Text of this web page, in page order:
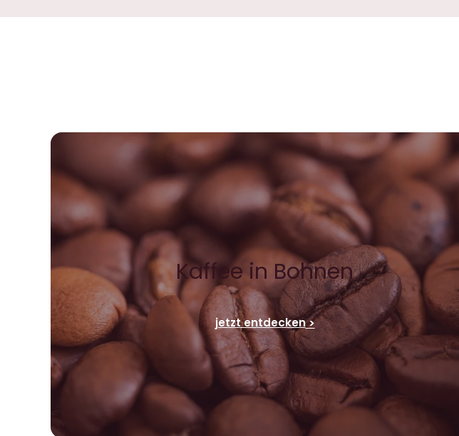
Kaffee in Bohnen
jetzt entdecken